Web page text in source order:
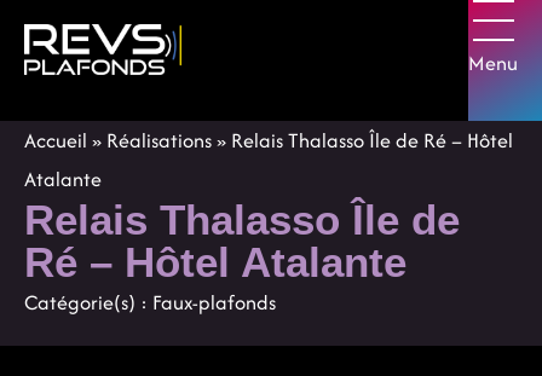
Menu
Accueil » Réalisations» Relais Thalasso Île de Ré – Hôtel
Atalante
Relais Thalasso Île de
Ré – Hôtel Atalante
Catégorie(s) : Faux-plafonds
Panneau de gestion des cookies